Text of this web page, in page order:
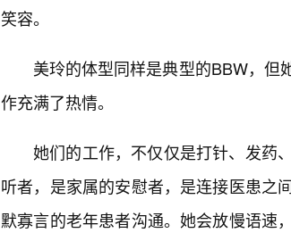
笑容。
美玲的体型同样是典型的BBW，但
作充满了热情。
她们的工作，不仅仅是打针、发药
听者，是家属的安慰者，是连接医患之
默寡言的老年患者沟通。她会放慢语速